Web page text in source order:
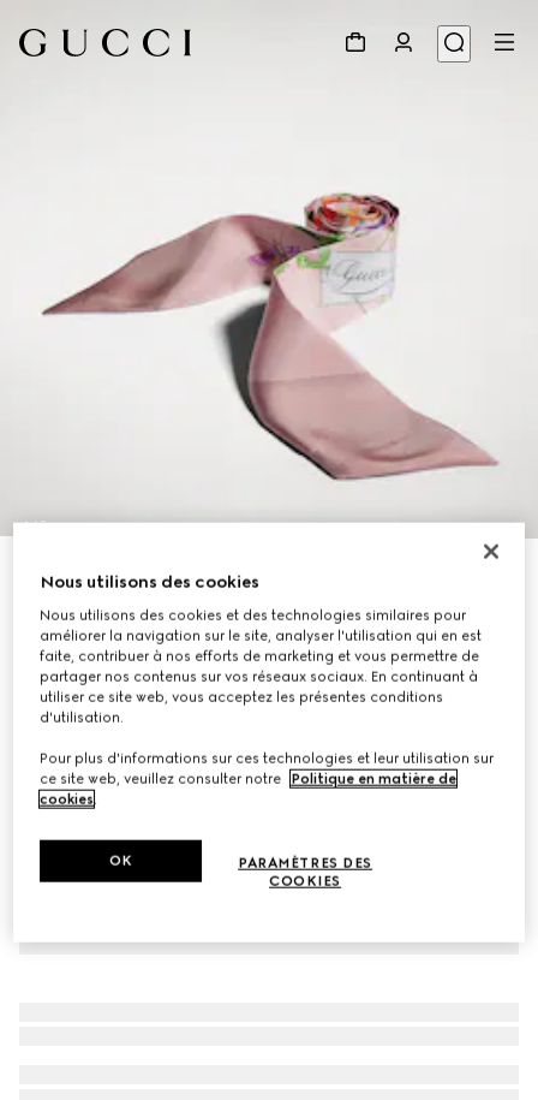
1/3
Ruban en twill de soie imprimé
Déclinaisonsmulticolore
Nous utilisons des cookies
Nous utilisons des cookies et des technologies similaires pour
améliorer la navigation sur le site, analyser l'utilisation qui en est
faite, contribuer à nos efforts de marketing et vous permettre de
partager nos contenus sur vos réseaux sociaux. En continuant à
utiliser ce site web, vous acceptez les présentes conditions
d'utilisation.
Pour plus d'informations sur ces technologies et leur utilisation sur
ce site web, veuillez consulter notre
Politique en matière de
cookies.
PARAMÈTRES DES
COOKIES
OK